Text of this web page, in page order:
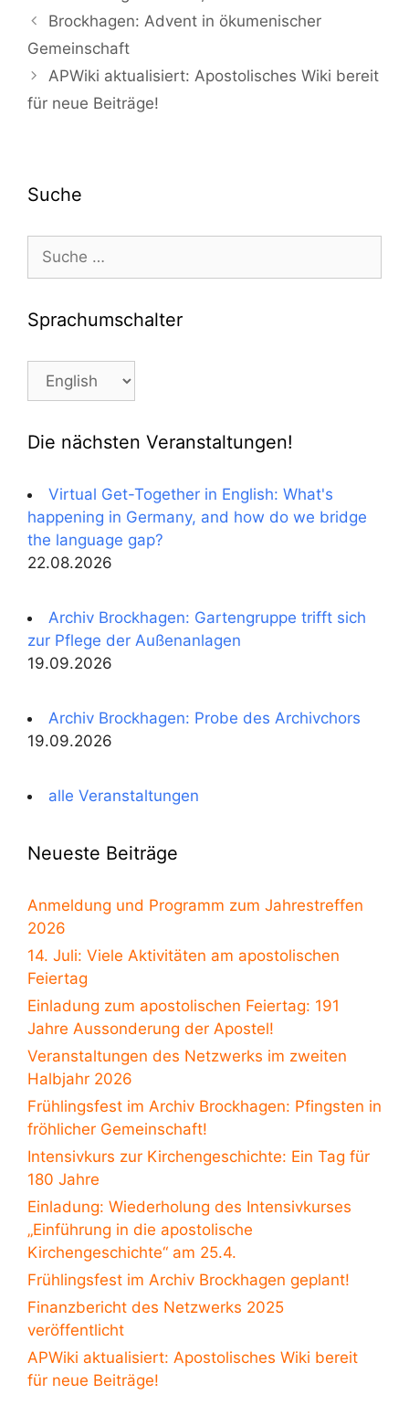
Beitrags-
Navigation
Brockhagen: Advent in ökumenischer
Gemeinschaft
APWiki aktualisiert: Apostolisches Wiki bereit
für neue Beiträge!
Suche
Suche
nach:
Sprachumschalter
Sprachumschalter
Die nächsten Veranstaltungen!
Virtual Get-Together in English: What's
happening in Germany, and how do we bridge
the language gap?
22.08.2026
Archiv Brockhagen: Gartengruppe trifft sich
zur Pflege der Außenanlagen
19.09.2026
Archiv Brockhagen: Probe des Archivchors
19.09.2026
alle Veranstaltungen
Neueste Beiträge
Anmeldung und Programm zum Jahrestreffen
2026
14. Juli: Viele Aktivitäten am apostolischen
Feiertag
Einladung zum apostolischen Feiertag: 191
Jahre Aussonderung der Apostel!
Veranstaltungen des Netzwerks im zweiten
Halbjahr 2026
Frühlingsfest im Archiv Brockhagen: Pfingsten in
fröhlicher Gemeinschaft!
Intensivkurs zur Kirchengeschichte: Ein Tag für
180 Jahre
Einladung: Wiederholung des Intensivkurses
„Einführung in die apostolische
Kirchengeschichte“ am 25.4.
Frühlingsfest im Archiv Brockhagen geplant!
Finanzbericht des Netzwerks 2025
veröffentlicht
APWiki aktualisiert: Apostolisches Wiki bereit
für neue Beiträge!